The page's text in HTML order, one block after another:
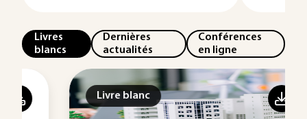
Livres
blancs
Dernières
actualités
Conférences
en ligne
Livre blanc